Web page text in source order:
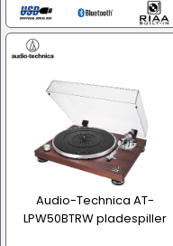
Audio-Technica AT-
LPW50BTRW pladespiller